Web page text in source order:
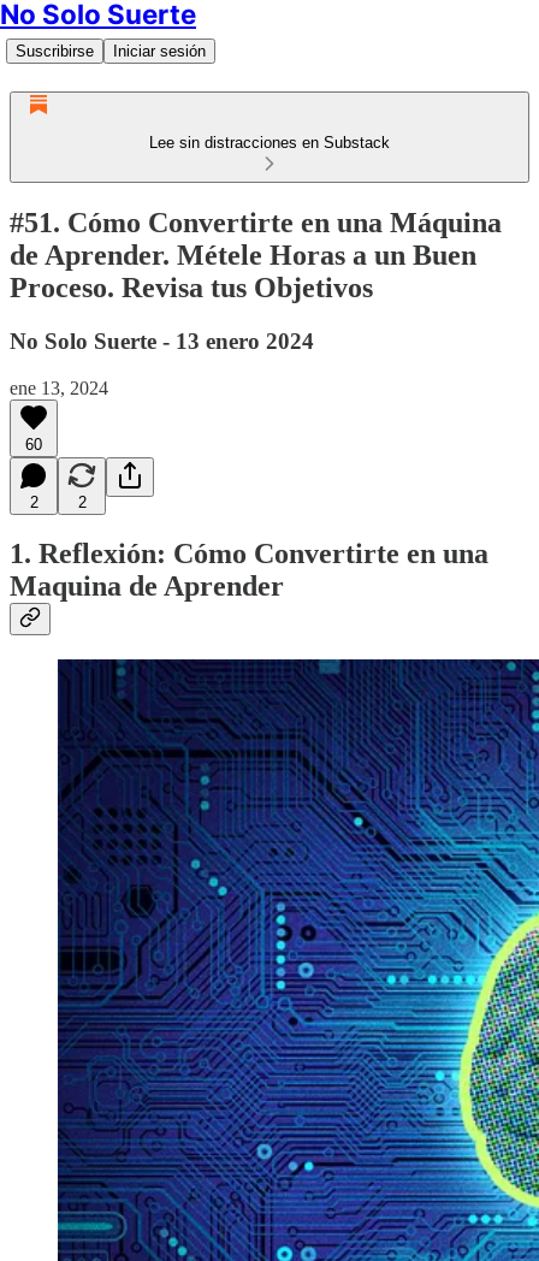
No Solo Suerte
Suscribirse Iniciar sesión
Lee sin distracciones en Substack
#51. Cómo Convertirte en una Máquina
de Aprender. Métele Horas a un Buen
Proceso. Revisa tus Objetivos
No Solo Suerte - 13 enero 2024
ene 13, 2024
60
2 2
1. Reflexión: Cómo Convertirte en una
Maquina de Aprender